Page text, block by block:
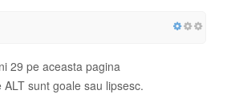
29 pe aceasta pagina
ALT sunt goale sau lipsesc.